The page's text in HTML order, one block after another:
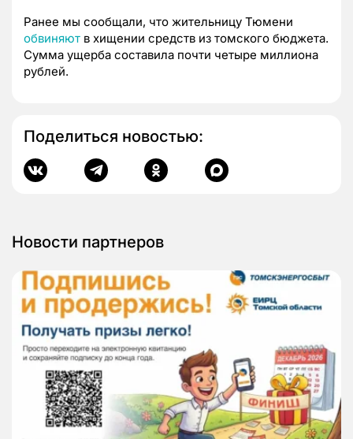
Ранее мы сообщали, что жительницу Тюмени
обвиняют в хищении средств из томского бюджета.
Сумма ущерба составила почти четыре миллиона
рублей.
Поделиться новостью:
Новости партнеров